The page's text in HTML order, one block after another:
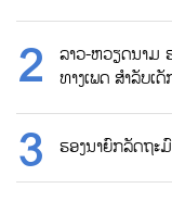
ລາວ-ຫວຽດນາມ
ທາງເພດ ສຳລັບເ
ຮອງນາຍົກລັດຖະ